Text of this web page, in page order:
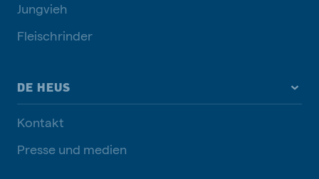
Jungvieh
Fleischrinder
DE HEUS
Kontakt
Presse und medien